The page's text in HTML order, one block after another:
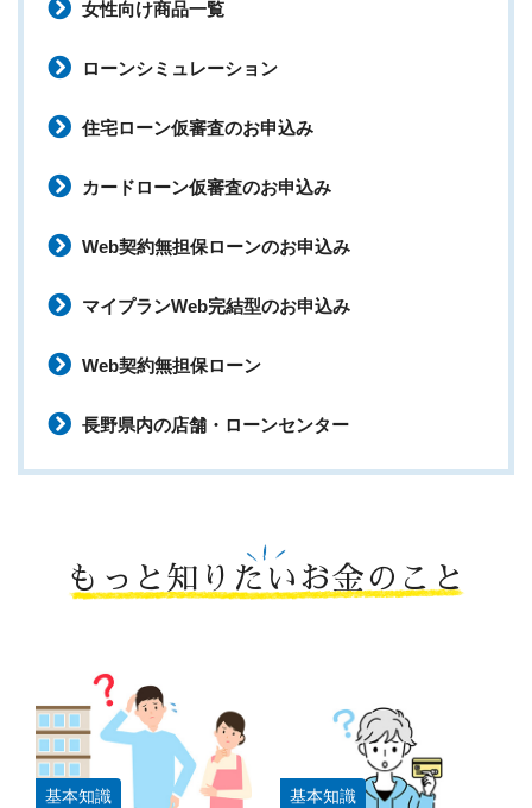
女性向け商品一覧
ローンシミュレーション
住宅ローン仮審査のお申込み
カードローン仮審査のお申込み
Web契約無担保ローンのお申込み
マイプランWeb完結型のお申込み
Web契約無担保ローン
長野県内の店舗・ローンセンター
もっと知りたいお金のこと
基本知識 基本知識